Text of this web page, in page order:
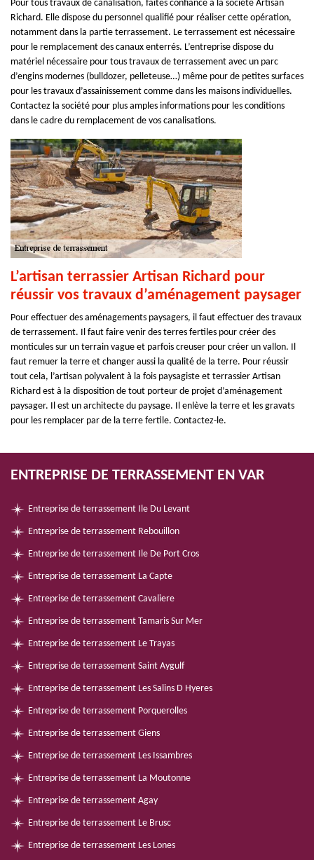
Pour tous travaux de canalisation, faites confiance à la société Artisan
Richard. Elle dispose du personnel qualifié pour réaliser cette opération,
notamment dans la partie terrassement. Le terrassement est nécessaire
pour le remplacement des canaux enterrés. L’entreprise dispose du
matériel nécessaire pour tous travaux de terrassement avec un parc
d’engins modernes (bulldozer, pelleteuse…) même pour de petites surfaces
pour les travaux d’assainissement comme dans les maisons individuelles.
Contactez la société pour plus amples informations pour les conditions
dans le cadre du remplacement de vos canalisations.
L’artisan terrassier Artisan Richard pour
réussir vos travaux d’aménagement paysager
Pour effectuer des aménagements paysagers, il faut effectuer des travaux
de terrassement. Il faut faire venir des terres fertiles pour créer des
monticules sur un terrain vague et parfois creuser pour créer un vallon. Il
faut remuer la terre et changer aussi la qualité de la terre. Pour réussir
tout cela, l’artisan polyvalent à la fois paysagiste et terrassier Artisan
Richard est à la disposition de tout porteur de projet d’aménagement
paysager. Il est un architecte du paysage. Il enlève la terre et les gravats
pour les remplacer par de la terre fertile. Contactez-le.
ENTREPRISE DE TERRASSEMENT EN VAR
Entreprise de terrassement Ile Du Levant
Entreprise de terrassement Rebouillon
Entreprise de terrassement Ile De Port Cros
Entreprise de terrassement La Capte
Entreprise de terrassement Cavaliere
Entreprise de terrassement Tamaris Sur Mer
Entreprise de terrassement Le Trayas
Entreprise de terrassement Saint Aygulf
Entreprise de terrassement Les Salins D Hyeres
Entreprise de terrassement Porquerolles
Entreprise de terrassement Giens
Entreprise de terrassement Les Issambres
Entreprise de terrassement La Moutonne
Entreprise de terrassement Agay
Entreprise de terrassement Le Brusc
Entreprise de terrassement Les Lones